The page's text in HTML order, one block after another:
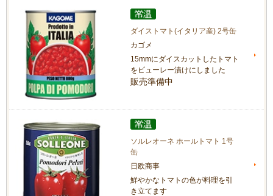
ダイストマト(イタリア産) 2号缶
カゴメ
15mmにダイスカットしたトマト
をピューレー漬けにしました
販売準備中
ソルレオーネ ホールトマト 1号
缶
日欧商事
鮮やかなトマトの色が料理を引
き立てます